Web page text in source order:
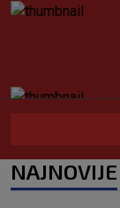
NAJNOVIJE